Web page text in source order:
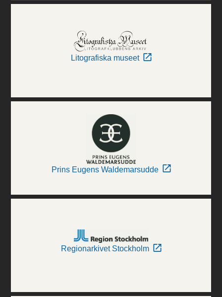
Litografiska museet
Prins Eugens Waldemarsudde
Regionarkivet Stockholm